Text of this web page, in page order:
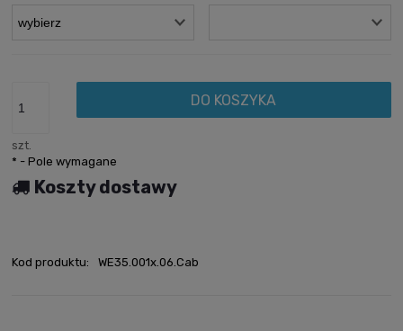
szt.
DO KOSZYKA
* - Pole wymagane
Koszty dostawy
Kod produktu: WE35.001x.06.Cab